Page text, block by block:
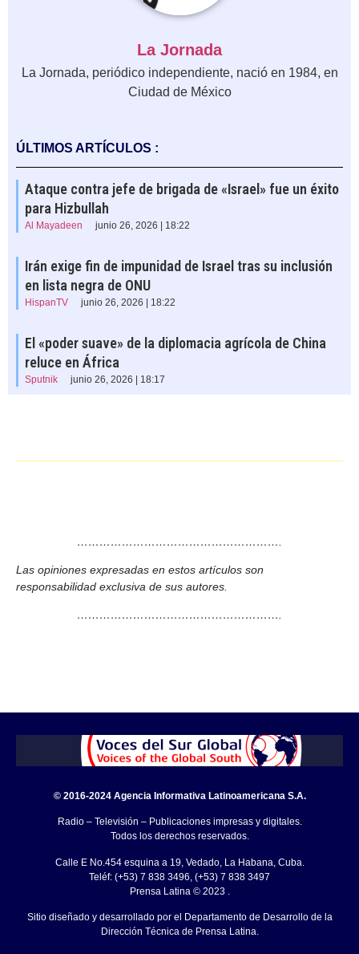
La Jornada
La Jornada, periódico independiente, nació en 1984, en
Ciudad de México
ÚLTIMOS ARTÍCULOS :
Ataque contra jefe de brigada de «Israel» fue un éxito
para Hizbullah
Al Mayadeen junio 26, 2026 | 18:22
Irán exige fin de impunidad de Israel tras su inclusión
en lista negra de ONU
HispanTV junio 26, 2026 | 18:22
El «poder suave» de la diplomacia agrícola de China
reluce en África
Sputnik junio 26, 2026 | 18:17
……………………………………………….
Las opiniones expresadas en estos artículos son
responsabilidad exclusiva de sus autores.
……………………………………………….
© 2016-2024 Agencia Informativa Latinoamericana S.A.
Radio – Televisión – Publicaciones impresas y digitales.
Todos los derechos reservados.
Calle E No.454 esquina a 19, Vedado, La Habana, Cuba.
Teléf: (+53) 7 838 3496, (+53) 7 838 3497
Prensa Latina © 2023 .
Sitio diseñado y desarrollado por el Departamento de Desarrollo de la
Dirección Técnica de Prensa Latina.